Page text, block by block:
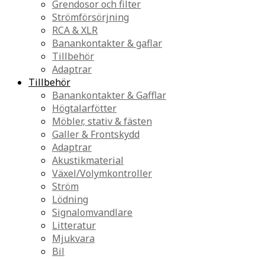
Grendosor och filter
Strömförsörjning
RCA & XLR
Banankontakter & gaflar
Tillbehör
Adaptrar
Tillbehör
Banankontakter & Gafflar
Högtalarfötter
Möbler, stativ & fästen
Galler & Frontskydd
Adaptrar
Akustikmaterial
Växel/Volymkontroller
Ström
Lödning
Signalomvandlare
Litteratur
Mjukvara
Bil